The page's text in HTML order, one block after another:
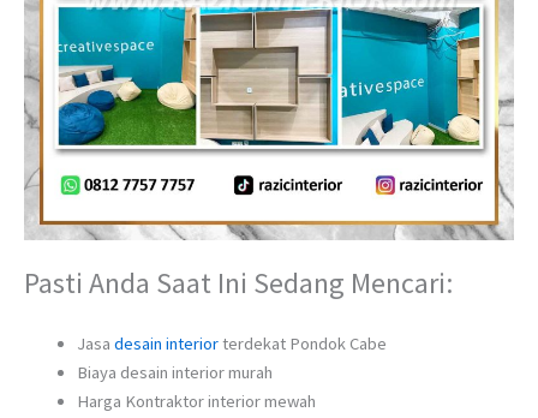
Pasti Anda Saat Ini Sedang Mencari:
Jasa desain interiorterdekat Pondok Cabe
Biaya desain interior murah
Harga Kontraktor interior mewah